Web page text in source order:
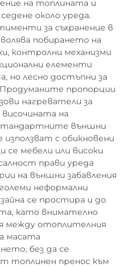
на топлината и
около уреда.
за съхранение в
побирането на
контролни механизми
елементи
но лесно достъпни за
пропорции
нагреватели за
на
външни
използват с обикновени
се мебели или високи
прави уреда
на външни забавления
неформални
се простира и до
като внимателно
между отоплителния
масата
без да се
топлинен пренос към